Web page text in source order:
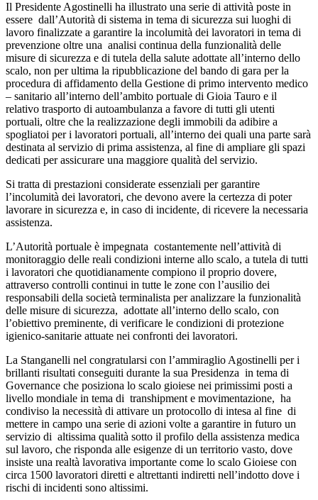
Il Presidente Agostinelli ha illustrato una serie di attività poste in
essere dall’Autorità di sistema in tema di sicurezza sui luoghi di
lavoro finalizzate a garantire la incolumità dei lavoratori in tema di
prevenzione oltre una analisi continua della funzionalità delle
misure di sicurezza e di tutela della salute adottate all’interno dello
scalo, non per ultima la ripubblicazione del bando di gara per la
procedura di affidamento della Gestione di primo intervento medico
– sanitario all’interno dell’ambito portuale di Gioia Tauro e il
relativo trasporto di autoambulanza a favore di tutti gli utenti
portuali, oltre che la realizzazione degli immobili da adibire a
spogliatoi per i lavoratori portuali, all’interno dei quali una parte sarà
destinata al servizio di prima assistenza, al fine di ampliare gli spazi
dedicati per assicurare una maggiore qualità del servizio.
Si tratta di prestazioni considerate essenziali per garantire
l’incolumità dei lavoratori, che devono avere la certezza di poter
lavorare in sicurezza e, in caso di incidente, di ricevere la necessaria
assistenza.
L’Autorità portuale è impegnata costantemente nell’attività di
monitoraggio delle reali condizioni interne allo scalo, a tutela di tutti
i lavoratori che quotidianamente compiono il proprio dovere,
attraverso controlli continui in tutte le zone con l’ausilio dei
responsabili della società terminalista per analizzare la funzionalità
delle misure di sicurezza, adottate all’interno dello scalo, con
l’obiettivo preminente, di verificare le condizioni di protezione
igienico-sanitarie attuate nei confronti dei lavoratori.
La Stanganelli nel congratularsi con l’ammiraglio Agostinelli per i
brillanti risultati conseguiti durante la sua Presidenza in tema di
Governance che posiziona lo scalo gioiese nei primissimi posti a
livello mondiale in tema di transhipment e movimentazione, ha
condiviso la necessità di attivare un protocollo di intesa al fine di
mettere in campo una serie di azioni volte a garantire in futuro un
servizio di altissima qualità sotto il profilo della assistenza medica
sul lavoro, che risponda alle esigenze di un territorio vasto, dove
insiste una realtà lavorativa importante come lo scalo Gioiese con
circa 1500 lavoratori diretti e altrettanti indiretti nell’indotto dove i
rischi di incidenti sono altissimi.